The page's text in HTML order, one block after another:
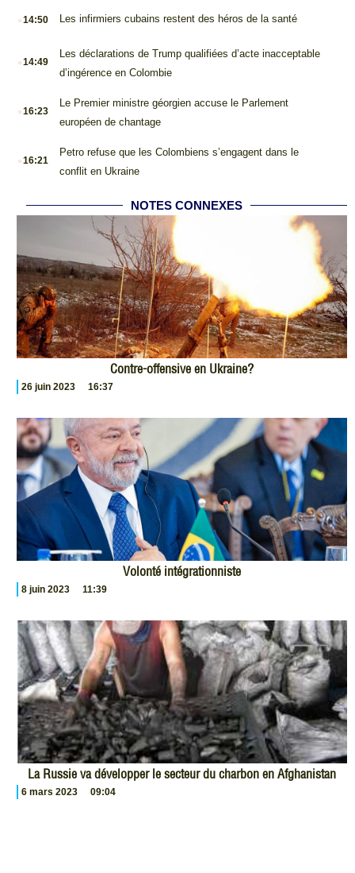
.14:50 Les infirmiers cubains restent des héros de la santé
.14:49
Les déclarations de Trump qualifiées d’acte inacceptable
d’ingérence en Colombie
.16:23
Le Premier ministre géorgien accuse le Parlement
européen de chantage
.16:21
Petro refuse que les Colombiens s’engagent dans le
conflit en Ukraine
NOTES CONNEXES
Contre-offensive en Ukraine?
26 juin 2023 16:37
Volonté intégrationniste
8 juin 2023 11:39
La Russie va développer le secteur du charbon en Afghanistan
6 mars 2023 09:04